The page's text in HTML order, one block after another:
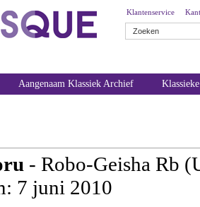
Klantenservice
Aangenaam Klassiek Archief
- Robo-Geisha Rb
7 juni 2010